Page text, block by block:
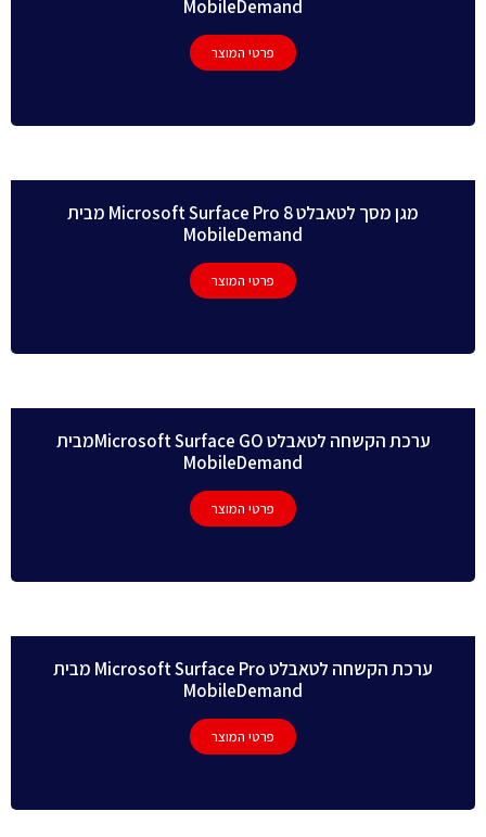
MobileDemand
פרטי המוצר
מגן מסך לטאבלט Microsoft Surface Pro 8 מבית
MobileDemand
פרטי המוצר
ערכת הקשחה לטאבלט Microsoft Surface GOמבית
MobileDemand
פרטי המוצר
ערכת הקשחה לטאבלט Microsoft Surface Pro מבית
MobileDemand
פרטי המוצר